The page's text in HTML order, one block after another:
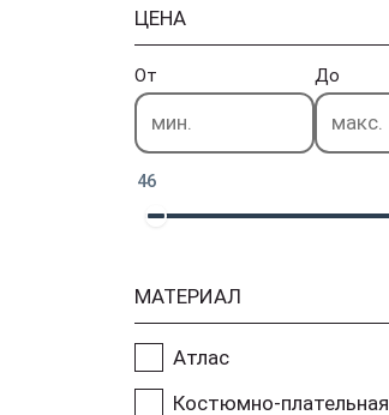
ЦЕНА
От До
46
МАТЕРИАЛ
Атлас
Костюмно-плательная